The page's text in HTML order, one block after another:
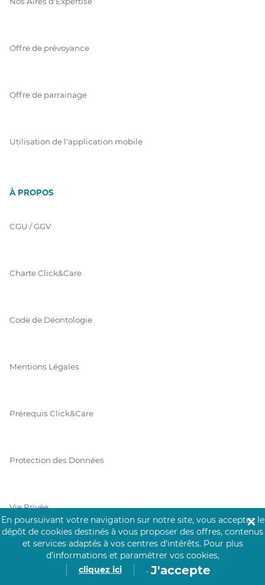
Offre de prévoyance
Offre de parrainage
Utilisation de l'application mobile
À PROPOS
CGU / GGV
Charte Click&Care
Code de Déontologie
Mentions Légales
Prérequis Click&Care
Protection des Données
Vie Privée
PAIEMENT SÉCURISÉ
En poursuivant votre navigation sur notre site, vous acceptez le
dépôt de cookies destinés à vous proposer des offres, contenus
et services adaptés à vos centres d’intérêts. Pour plus
d’informations et paramétrer vos cookies,
cliquez ici
. J'accepte
✕